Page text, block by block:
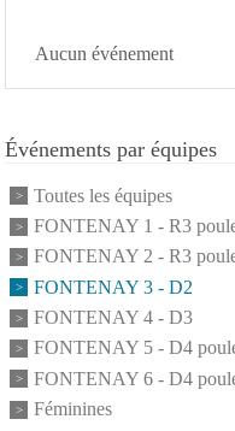
Aucun événement
Événements par équipes
Toutes les équipes
FONTENAY 1 - R3
FONTENAY 2 - R3
FONTENAY 3 - D2
FONTENAY 4 - D3
FONTENAY 5 - D4
FONTENAY 6 - D4
Féminines